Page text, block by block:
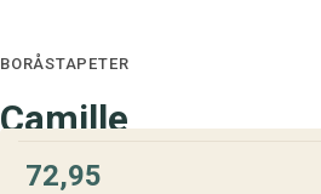
BORÅSTAPETER
Camille
72,95